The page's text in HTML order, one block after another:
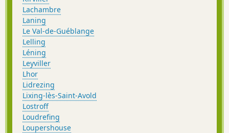
Lachambre
Laning
Le Val-de-Guéblange
Lelling
Léning
Leyviller
Lhor
Lidrezing
Lixing-lès-Saint-Avold
Lostroff
Loudrefing
Loupershouse